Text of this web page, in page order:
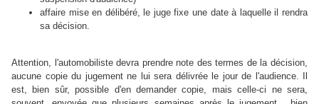
affaire mise en délibéré, le juge fixe une date à laquelle il rendra
sa décision.
Attention, l'automobiliste devra prendre note des termes de la décision,
aucune copie du jugement ne lui sera délivrée le jour de l'audience. Il
est, bien sûr, possible d'en demander copie, mais celle-ci ne sera,